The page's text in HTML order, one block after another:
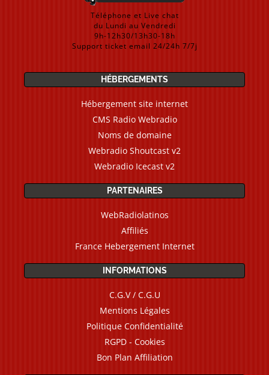
Téléphone et Live chat
du Lundi au Vendredi
9h-12h30/13h30-18h
Support ticket email 24/24h 7/7j
HÉBERGEMENTS
Hébergement site internet
CMS Radio Webradio
Noms de domaine
Webradio Shoutcast v2
Webradio Icecast v2
PARTENAIRES
WebRadiolatinos
Affiliés
France Hebergement Internet
INFORMATIONS
C.G.V / C.G.U
Mentions Légales
Politique Confidentialité
RGPD - Cookies
Bon Plan Affiliation